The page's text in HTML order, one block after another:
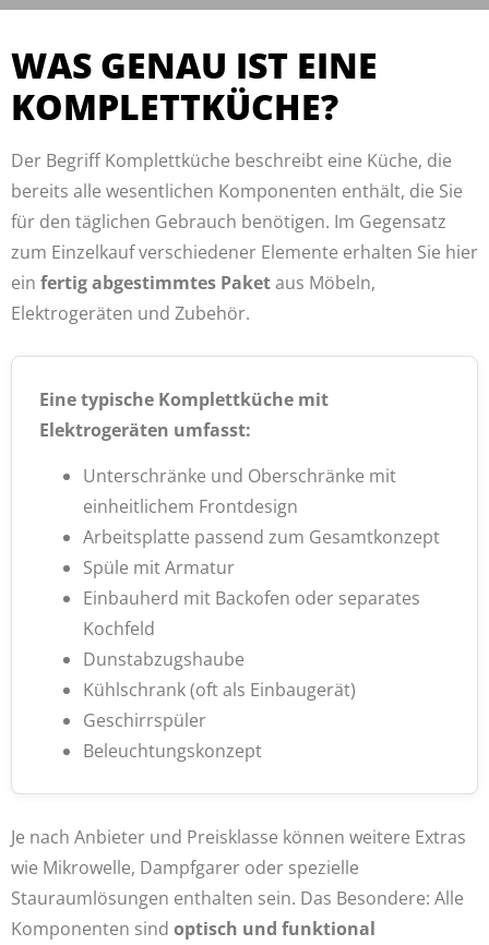
WAS GENAU IST EINE
KOMPLETTKÜCHE?
Der Begriff Komplettküche beschreibt eine Küche, die
bereits alle wesentlichen Komponenten enthält, die Sie
für den täglichen Gebrauch benötigen. Im Gegensatz
zum Einzelkauf verschiedener Elemente erhalten Sie hier
ein fertig abgestimmtes Paketaus Möbeln,
Elektrogeräten und Zubehör.
Eine typische Komplettküche mit
Elektrogeräten umfasst:
Unterschränke und Oberschränke mit
einheitlichem Frontdesign
Arbeitsplatte passend zum Gesamtkonzept
Spüle mit Armatur
Einbauherd mit Backofen oder separates
Kochfeld
Dunstabzugshaube
Kühlschrank (oft als Einbaugerät)
Geschirrspüler
Beleuchtungskonzept
Je nach Anbieter und Preisklasse können weitere Extras
wie Mikrowelle, Dampfgarer oder spezielle
Stauraumlösungen enthalten sein. Das Besondere: Alle
Komponenten sind optisch und funktional